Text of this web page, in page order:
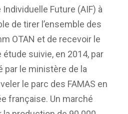
Individuelle Future (AIF) à
de tirer l’ensemble des
OTAN et de recevoir le
étude suivie, en 2014, par
par le ministère de la
le parc des FAMAS en
française. Un marché